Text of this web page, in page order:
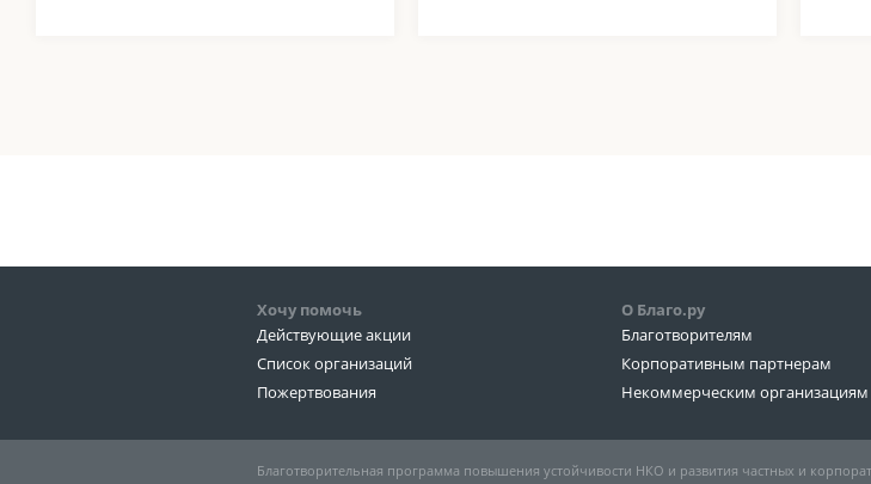
Хочу помочь
Действующие акции
Список организаций
Пожертвования
О Благо.ру
Благотворителям
Корпоративным партнерам
Некоммерческим организациям
Благотворительная программа повышения устойчивости НКО и развития частных и